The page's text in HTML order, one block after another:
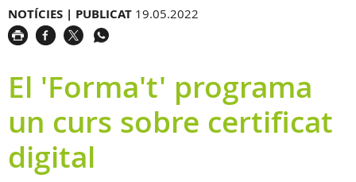
NOTÍCIES | PUBLICAT 19.05.2022
El 'Forma't' programa
un curs sobre certificat
digital